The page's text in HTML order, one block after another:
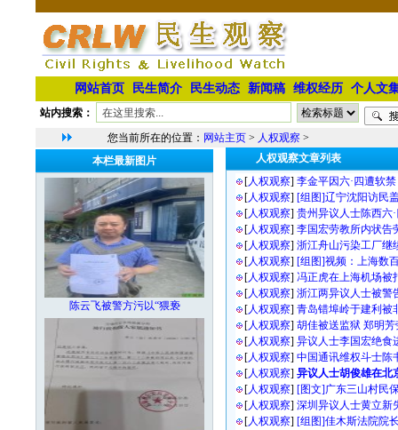
网站首页 民生简介 民生动态 新闻稿 维权经历 个人文
站内搜索：
您当前所在的位置： 网站主页 > 人权观察 >
本栏最新图片
陈云飞被警方污以“猥亵
人权观察文章列表
[人权观察] 李金平因六·四遭软
[人权观察] [组图]辽宁沈阳访民
[人权观察] 贵州异议人士陈西六
[人权观察] 李国宏劳教所内状告
[人权观察] 浙江舟山污染工厂继
[人权观察] [组图]视频：上海数
[人权观察] 冯正虎在上海机场被
[人权观察] 浙江两异议人士被警
[人权观察] 青岛错埠岭于建利被
[人权观察] 胡佳被送监狱 郑明
[人权观察] 异议人士李国宏绝食
[人权观察] 中国通讯维权斗士陈
[人权观察] 异议人士胡俊雄在北
[人权观察] [图文]广东三山村民
[人权观察] 深圳异议人士黄立新
[人权观察] [组图]佳木斯法院院